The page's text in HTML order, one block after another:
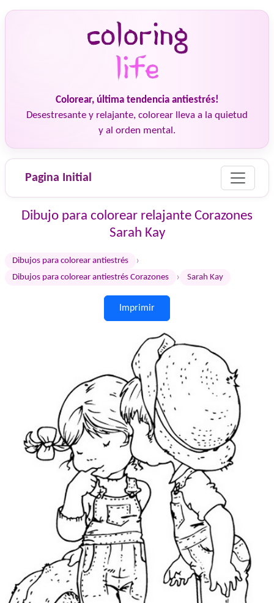
Colorear, última tendencia antiestrés!
Desestresante y relajante, colorear lleva a la quietud
y al orden mental.
Pagina Initial
Dibujo para colorear relajante Corazones
Sarah Kay
Dibujos para colorear antiestrés ›
Dibujos para colorear antiestrés Corazones › Sarah Kay
Imprimir